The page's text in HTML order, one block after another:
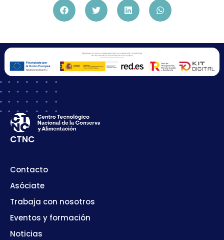
CTNC
Contacto
Asóciate
Trabaja con nosotros
Eventos y formación
Noticias